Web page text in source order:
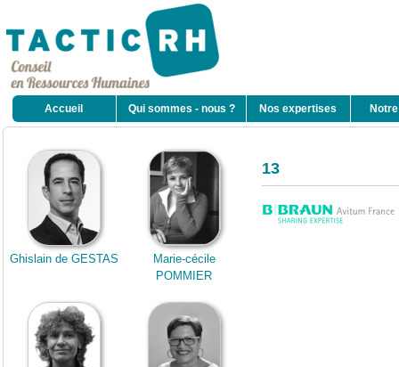
Ghislain de GESTAS
Marie-cécile
POMMIER
13
Accueil Qui sommes - nous ? Nos expertises